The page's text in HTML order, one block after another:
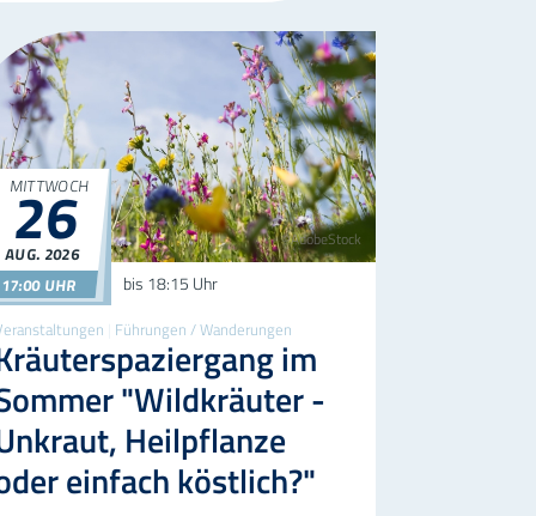
©AdobeStock
Führungen / Wanderungen
im
"Wildkräuter -
Heilpflanze
einfach köstlich?"
MITTWOCH
26
AUG. 2026
17:00 UHR
26.08.2026
17:00
bis 18:15 Uhr